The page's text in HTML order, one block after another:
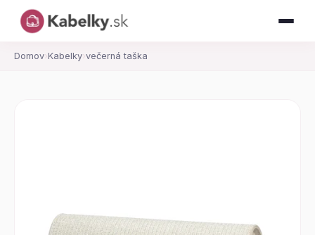
Domov› Kabelky›večerná taška